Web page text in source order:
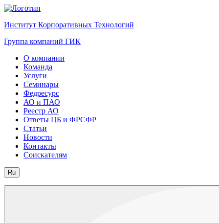
Институт Корпоративных Технологий
Группа компаний ГИК
О компании
Команда
Услуги
Семинары
Федресурс
АО и ПАО
Реестр АО
Ответы ЦБ и ФРСФР
Статьи
Новости
Контакты
Соискателям
Ru